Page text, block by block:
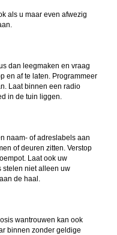
als u maar even afwezig
dan leegmaken en vraag
en af te laten. Programmeer
Laat binnen een radio
in de tuin liggen.
naam- of adreslabels aan
of deuren zitten. Verstop
Laat ook uw
stelen niet alleen uw
de haal.
wantrouwen kan ook
binnen zonder geldige